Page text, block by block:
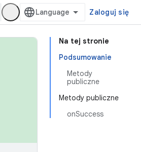
Zaloguj się
Na tej stronie
Podsumowanie
Metody
publiczne
Metody publiczne
onSuccess